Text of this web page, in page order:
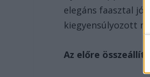
elegáns faasztal jól
kiegyensúlyozott
Az előre